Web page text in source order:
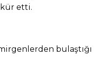
etti.
bulaştığı